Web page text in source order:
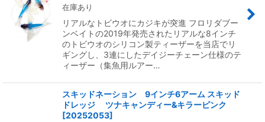
在庫あり
リアルなトビウオにカジキが突進 フロリダブー
ンベイトの2019年発売されたリアルな8インチ
のトビウオのシリコン製ティーザーを当店でリ
ギングし、3連にしたデイジーチェーン仕様のテ
ィーザー（集魚用ルアー…
スキッドネーション 9インチ6アーム スキッド
ドレッジ ツナキャンディー&キラーピンク
[20252053]